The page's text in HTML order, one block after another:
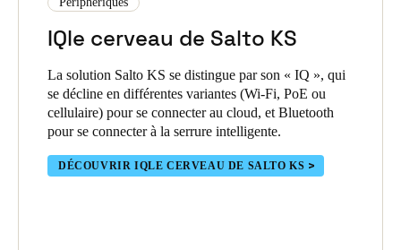
EN SAVOIR PLUS SUR LES FONCTIONNALITÉS DE SALTO
IQle cerveau de Salto KS
La solution Salto KS se distingue par son « IQ », qui
se décline en différentes variantes (Wi-Fi, PoE ou
cellulaire) pour se connecter au cloud, et Bluetooth
pour se connecter à la serrure intelligente.
DÉCOUVRIR IQLE CERVEAU DE SALTO KS